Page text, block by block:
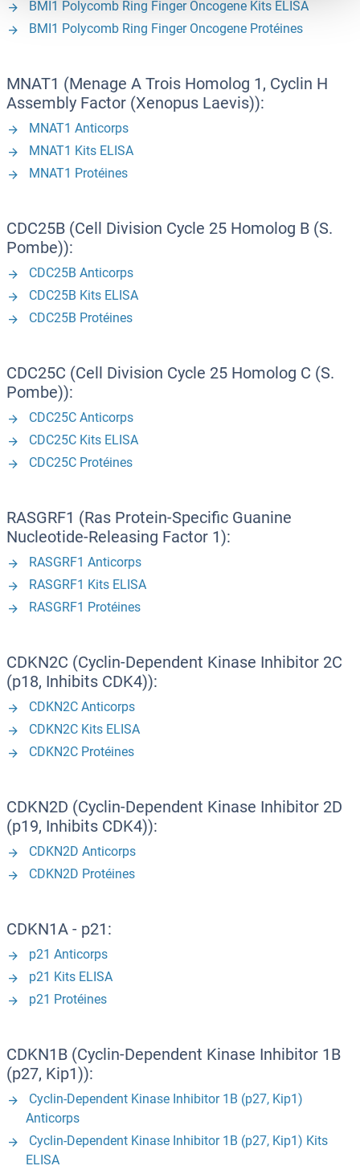
BMI1 Polycomb Ring Finger Oncogene Kits ELISA
BMI1 Polycomb Ring Finger Oncogene Protéines
MNAT1 (Menage A Trois Homolog 1, Cyclin H
Assembly Factor (Xenopus Laevis)):
MNAT1 Anticorps
MNAT1 Kits ELISA
MNAT1 Protéines
CDC25B (Cell Division Cycle 25 Homolog B (S.
Pombe)):
CDC25B Anticorps
CDC25B Kits ELISA
CDC25B Protéines
CDC25C (Cell Division Cycle 25 Homolog C (S.
Pombe)):
CDC25C Anticorps
CDC25C Kits ELISA
CDC25C Protéines
RASGRF1 (Ras Protein-Specific Guanine
Nucleotide-Releasing Factor 1):
RASGRF1 Anticorps
RASGRF1 Kits ELISA
RASGRF1 Protéines
CDKN2C (Cyclin-Dependent Kinase Inhibitor 2C
(p18, Inhibits CDK4)):
CDKN2C Anticorps
CDKN2C Kits ELISA
CDKN2C Protéines
CDKN2D (Cyclin-Dependent Kinase Inhibitor 2D
(p19, Inhibits CDK4)):
CDKN2D Anticorps
CDKN2D Protéines
CDKN1A - p21:
p21 Anticorps
p21 Kits ELISA
p21 Protéines
CDKN1B (Cyclin-Dependent Kinase Inhibitor 1B
(p27, Kip1)):
Cyclin-Dependent Kinase Inhibitor 1B (p27, Kip1)
Anticorps
Cyclin-Dependent Kinase Inhibitor 1B (p27, Kip1) Kits
ELISA